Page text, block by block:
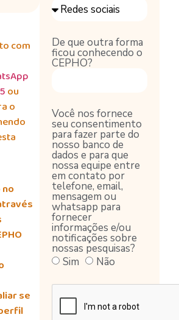
com
ou
o
se
De que outra forma
ficou conhecendo o
CEPHO?
Você nos fornece
seu consentimento
para fazer parte do
nosso banco de
dados e para que
nossa equipe entre
em contato por
telefone, email,
mensagem ou
whatsapp para
fornecer
informações e/ou
notificações sobre
nossas pesquisas?
Sim
Não